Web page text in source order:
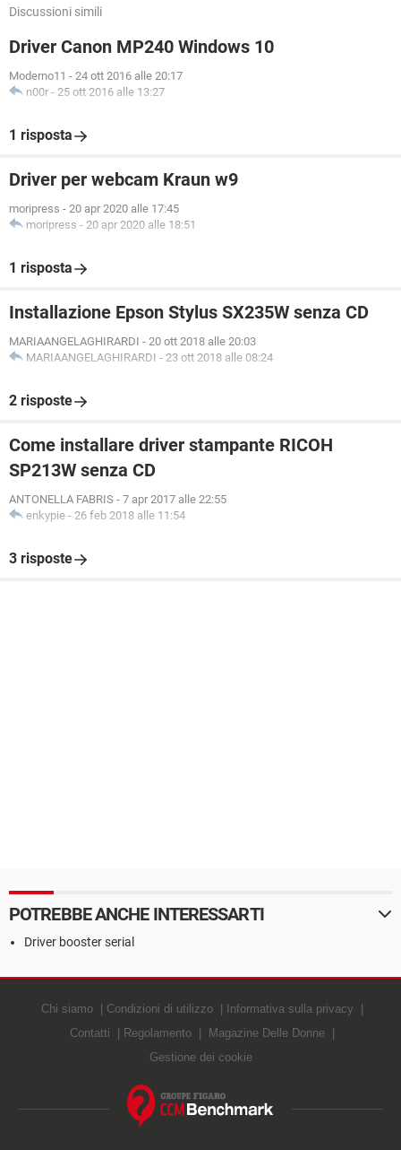
Discussioni simili
Driver Canon MP240 Windows 10
Moderno11 - 24 ott 2016 alle 20:17
n00r - 25 ott 2016 alle 13:27
1 risposta
Driver per webcam Kraun w9
moripress - 20 apr 2020 alle 17:45
moripress - 20 apr 2020 alle 18:51
1 risposta
Installazione Epson Stylus SX235W senza CD
MARIAANGELAGHIRARDI - 20 ott 2018 alle 20:03
MARIAANGELAGHIRARDI - 23 ott 2018 alle 08:24
2 risposte
Come installare driver stampante RICOH
SP213W senza CD
ANTONELLA FABRIS - 7 apr 2017 alle 22:55
enkypie - 26 feb 2018 alle 11:54
3 risposte
POTREBBE ANCHE INTERESSARTI
Driver booster serial
Chi siamo Condizioni di utilizzo
Informativa sulla privacy
Contatti
Regolamento
Magazine Delle Donne
Gestione dei cookie